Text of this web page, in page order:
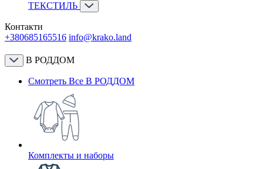
ТЕКСТИЛЬ
Контакти
+380685165516 info@krako.land
В РОДДОМ
Смотреть Все В РОДДОМ
Комплекты и наборы